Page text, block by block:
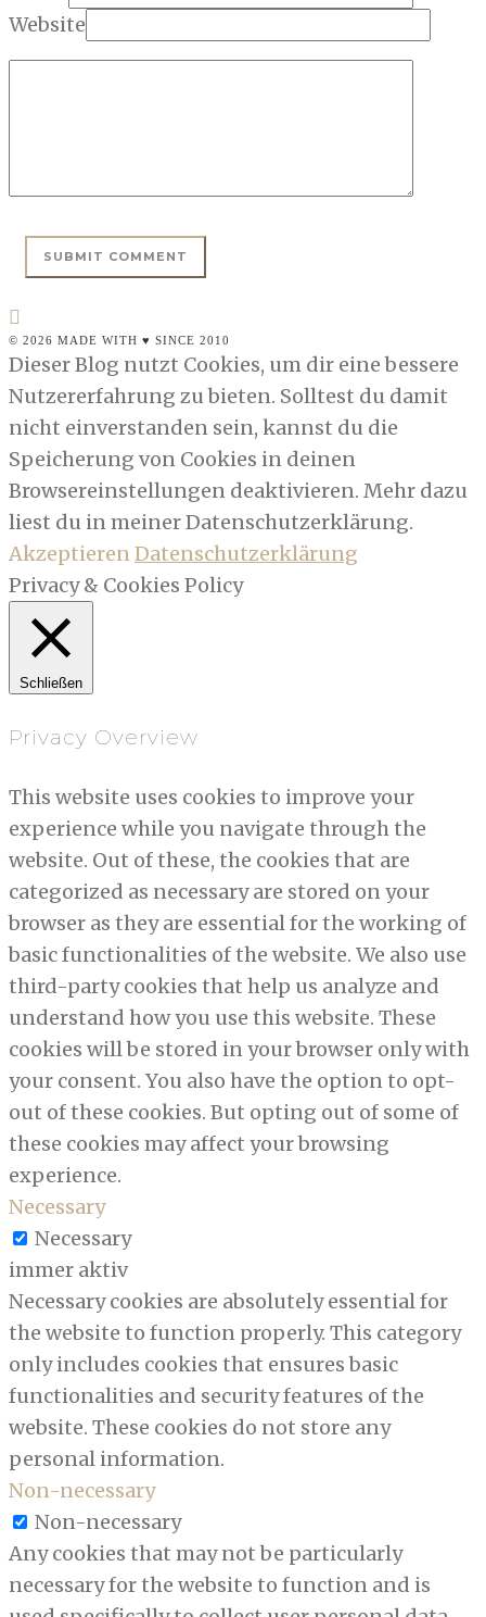
Website
© 2026 MADE WITH ♥ SINCE 2010
Dieser Blog nutzt Cookies, um dir eine bessere
Nutzererfahrung zu bieten. Solltest du damit
nicht einverstanden sein, kannst du die
Speicherung von Cookies in deinen
Browsereinstellungen deaktivieren. Mehr dazu
liest du in meiner Datenschutzerklärung.
AkzeptierenDatenschutzerklärung
Privacy & Cookies Policy
Schließen
Privacy Overview
This website uses cookies to improve your
experience while you navigate through the
website. Out of these, the cookies that are
categorized as necessary are stored on your
browser as they are essential for the working of
basic functionalities of the website. We also use
third-party cookies that help us analyze and
understand how you use this website. These
cookies will be stored in your browser only with
your consent. You also have the option to opt-
out of these cookies. But opting out of some of
these cookies may affect your browsing
experience.
Necessary
Necessary
immer aktiv
Necessary cookies are absolutely essential for
the website to function properly. This category
only includes cookies that ensures basic
functionalities and security features of the
website. These cookies do not store any
personal information.
Non-necessary
Non-necessary
Any cookies that may not be particularly
necessary for the website to function and is